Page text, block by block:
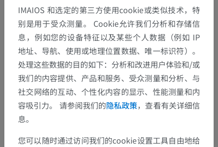
IMAIOS 和选定的第三方使用cookie或类似技术，特
别是用于受众测量。 Cookie允许我们分析和存储信
息，例如您的设备特征以及某些个人数据（例如 IP
地址、导航、使用或地理位置数据、唯一标识符）。
处理这些数据的目的如下：分析和改进用户体验和/或
我们的内容提供、产品和服务、受众测量和分析、与
社交网络的互动、个性化内容的显示、性能测量和内
容吸引力。 请参阅我们的隐私政策，查看有关详细信
息。
您可以随时通过访问我们的cookie设置工具自由地给